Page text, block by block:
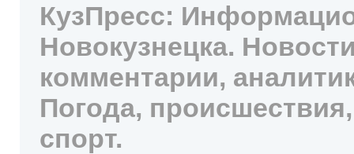
КузПресс:
Новокузнецка.
комментарии,
Погода,
спорт.